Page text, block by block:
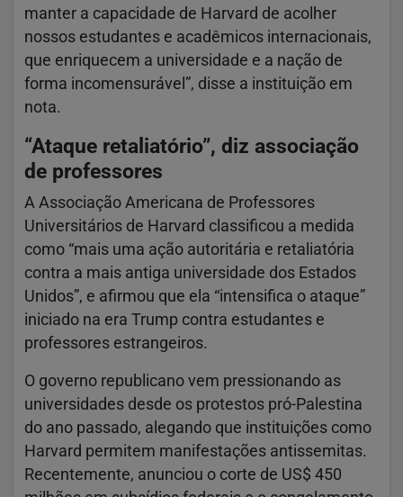
manter a capacidade de Harvard de acolher
nossos estudantes e acadêmicos internacionais,
que enriquecem a universidade e a nação de
forma incomensurável”, disse a instituição em
nota.
“Ataque retaliatório”, diz associação
de professores
A Associação Americana de Professores
Universitários de Harvard classificou a medida
como “mais uma ação autoritária e retaliatória
contra a mais antiga universidade dos Estados
Unidos”, e afirmou que ela “intensifica o ataque”
iniciado na era Trump contra estudantes e
professores estrangeiros.
O governo republicano vem pressionando as
universidades desde os protestos pró-Palestina
do ano passado, alegando que instituições como
Harvard permitem manifestações antissemitas.
Recentemente, anunciou o corte de US$ 450